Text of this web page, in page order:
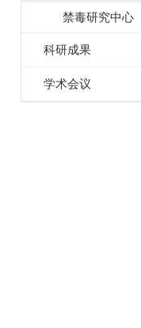
禁毒研究中心
科研成果
学术会议